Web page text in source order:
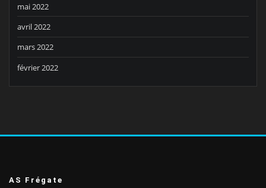
mai 2022
avril 2022
mars 2022
février 2022
AS Frégate